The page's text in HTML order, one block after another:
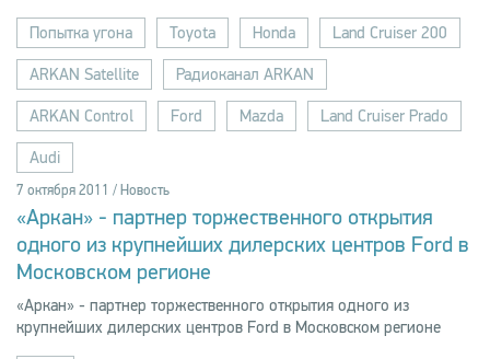
Попытка угона Toyota Honda Land Cruiser 200
ARKAN Satellite Радиоканал ARKAN
ARKAN Control Ford Mazda Land Cruiser Prado
Audi
7 октября 2011 / Новость
«Аркан» - партнер торжественного открытия
одного из крупнейших дилерских центров Ford в
Московском регионе
«Аркан» - партнер торжественного открытия одного из
крупнейших дилерских центров Ford в Московском регионе